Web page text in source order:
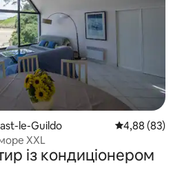
le-Guildo Середня
4,88 (83)
XXL
із кондиціонером